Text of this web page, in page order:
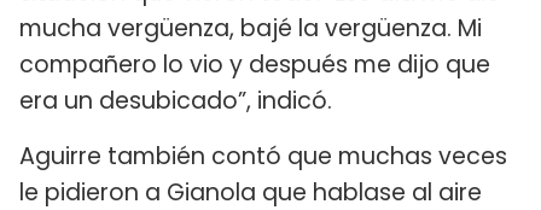
mucha vergüenza, bajé la vergüenza. Mi
compañero lo vio y después me dijo que
era un desubicado”, indicó.
Aguirre también contó que muchas veces
le pidieron a Gianola que hablase al aire